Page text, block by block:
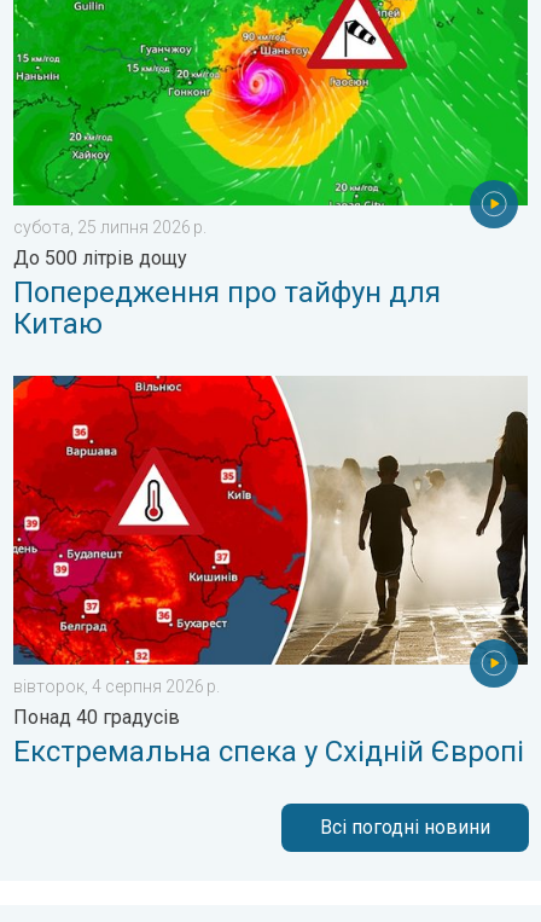
субота, 25 липня 2026 р.
До 500 літрів дощу
Попередження про тайфун для
Китаю
Екстремальна спека у Східній Європі. Понад 40 градусів. .
вівторок, 4 серпня 2026 р.
Понад 40 градусів
Екстремальна спека у Східній Європі
Всі погодні новини